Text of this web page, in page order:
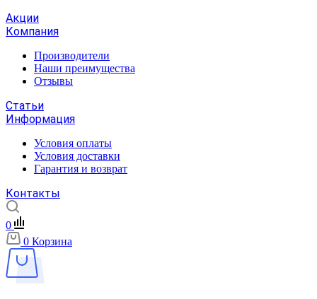
Акции
Компания
Производители
Наши преимущества
Отзывы
Статьи
Информация
Условия оплаты
Условия доставки
Гарантия и возврат
Контакты
0
0 Корзина